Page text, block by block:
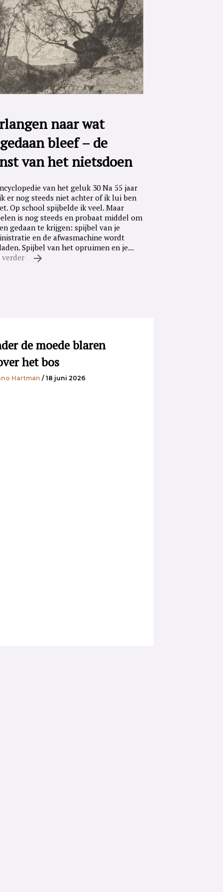
naar wat
bleef – de
van het nietsdoen
van het geluk 30 Na 55 jaar
er nog steeds niet achter of ik lui ben
Op school spijbelde ik veel. Maar
is nog steeds en probaat middel om
gedaan te krijgen: spijbel van je
en de afwasmachine wordt
Spijbel van het opruimen en je...
verder
de moede blaren
het bos
Hartman / 18 juni 2026